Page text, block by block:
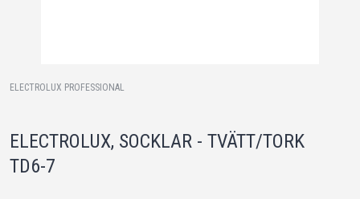
ELECTROLUX PROFESSIONAL
ELECTROLUX, SOCKLAR - TVÄTT/TORK
TD6-7